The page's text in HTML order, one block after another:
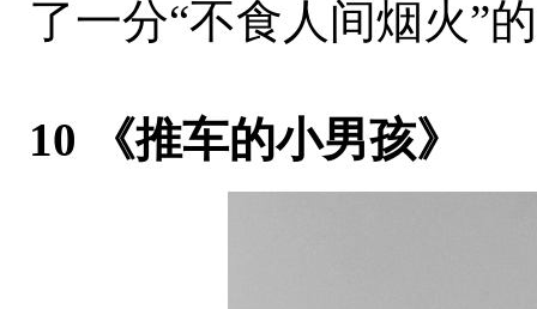
了一分“不食人间烟火”
10 《推车的小男孩》